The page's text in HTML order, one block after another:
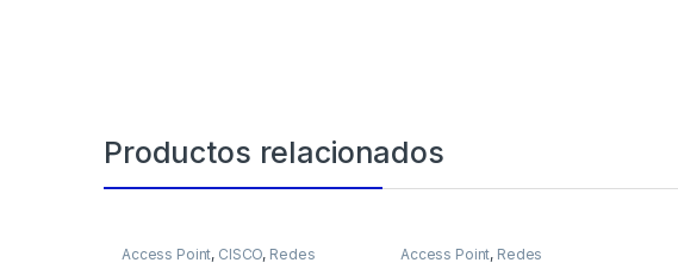
Productos relacionados
Access Point, CISCO, Redes Access Point, Redes